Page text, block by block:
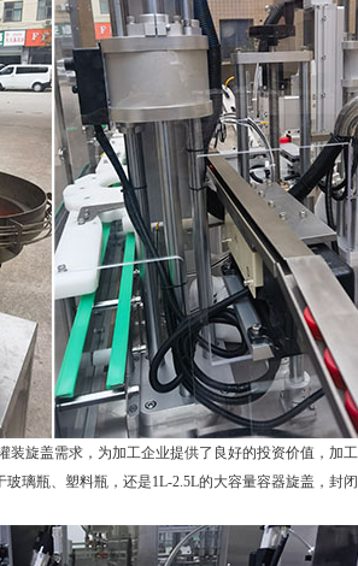
旋盖需求，为加工企业提供了良好的投资价值，加
璃瓶、塑料瓶，还是1L-2.5L的大容量容器旋盖，封